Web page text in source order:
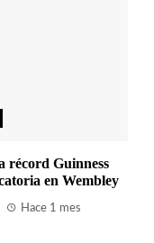
récord Guinness
en Wembley
Hace 1 mes